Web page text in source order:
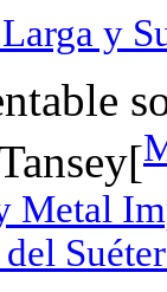
y
Metal